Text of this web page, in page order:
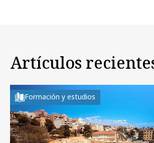
Artículos
Formación y estudios